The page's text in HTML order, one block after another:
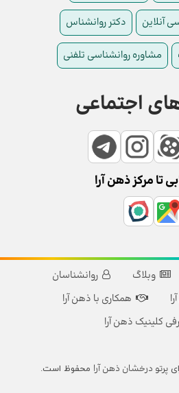
آنلاین دکتر روانشناس
مشاوره روانشناسی تلفنی
اجتماعی
تا مرکز ذهن آرا
وبلاگ
روانشناسان
همکاری با ذهن آرا
کلینیک ذهن آرا
پرتو درخشان ذهن آرا محفوظ است.